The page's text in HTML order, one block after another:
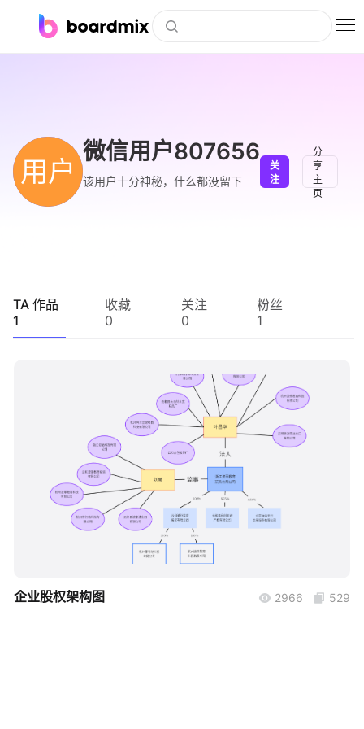
下载
会员
企业服务
用户
微信用户807656
该用户十分神秘，什么都没留下
关
注
分
享
主
页
TA 作品
1
收藏
0
关注
0
粉丝
1
boardmix
企业股权架构图 2966 529